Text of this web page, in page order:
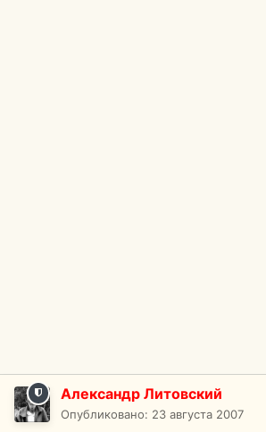
Александр Литовский
Опубликовано: 23 августа 2007